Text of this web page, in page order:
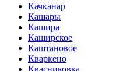
Качканар
Кашары
Кашира
Каширское
Каштановое
Кваркено
Квасниковка